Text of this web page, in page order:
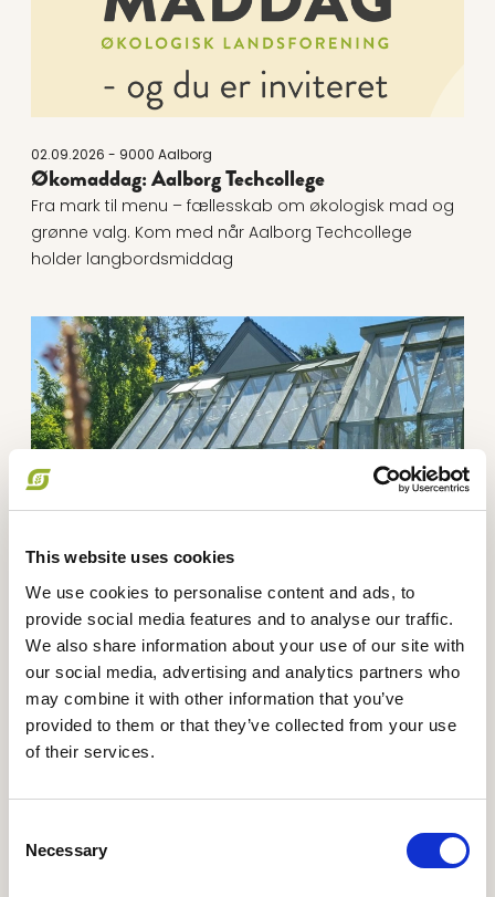
This website uses cookies
We use cookies to personalise content and ads, to
provide social media features and to analyse our traffic.
We also share information about your use of our site with
our social media, advertising and analytics partners who
may combine it with other information that you’ve
provided to them or that they’ve collected from your use
of their services.
Selection
Necessary
02.09.2026 - 9000 Aalborg
Økomaddag: Aalborg Techcollege
Fra mark til menu – fællesskab om økologisk mad og
grønne valg. Kom med når Aalborg Techcollege
holder langbordsmiddag
Læs mere om Økomaddag 2026 - Skovmærke ApS
12.09.2026 - 5491 Blommenslyst
Økomaddag 2026 - Skovmærke ApS
Økomaddagen afholdes på landstedet Langkildehus
og sætter naturen i centrum – både som frirum og
forsyningskilde.
Læs mere om Økomaddag 2026 - Toftegaard